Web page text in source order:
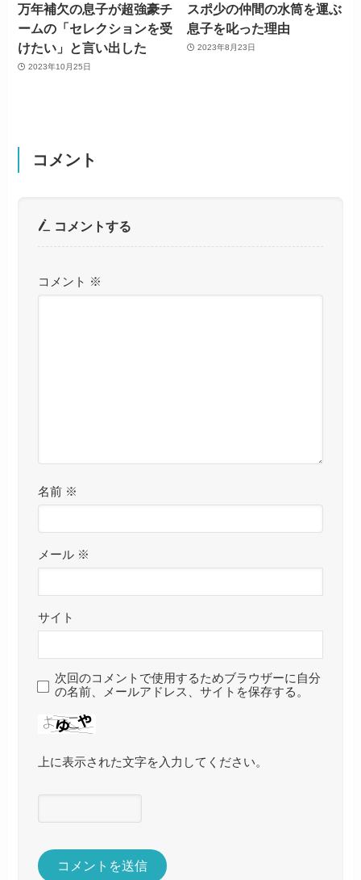
万年補欠の息子が超強豪チ
ームの「セレクションを受
けたい」と言い出した
2023年10月25日
スポ少の仲間の水筒を運ぶ
息子を叱った理由
2023年8月23日
コメント
コメントする
コメント ※
名前 ※
メール ※
サイト
次回のコメントで使用するためブラウザーに自分
の名前、メールアドレス、サイトを保存する。
上に表示された文字を入力してください。